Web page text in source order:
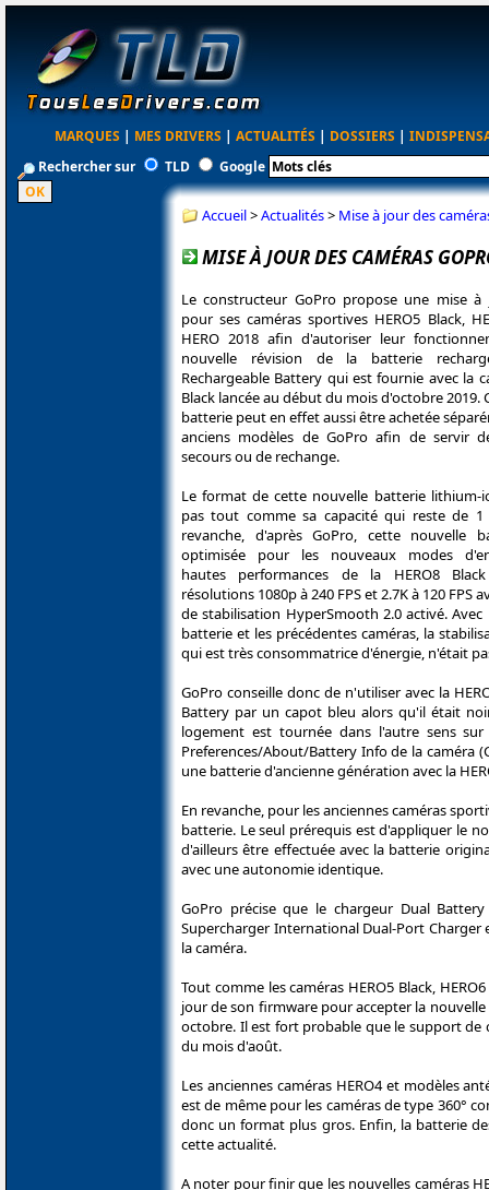
MARQUES | MES DRIVERS | ACTUALITÉS | DOSSIERS |
Rechercher sur
TLD Google
Accueil>Actualités> Mise à jour des
MISE À JOUR DES CAMÉRAS
Le constructeur GoPro propose une mise à
pour ses caméras sportives HERO5 Black,
HERO 2018 afin d'autoriser leur
nouvelle révision de la batterie
Rechargeable Battery qui est fournie avec la
Black lancée au début du mois d'octobre 2019.
batterie peut en effet aussi être achetée
anciens modèles de GoPro afin de servir
secours ou de rechange.
Le format de cette nouvelle batterie lithium-
pas tout comme sa capacité qui reste de 1
revanche, d'après GoPro, cette nouvelle
optimisée pour les nouveaux modes
hautes performances de la HERO8
résolutions 1080p à 240 FPS et 2.7K à 120 FPS
de stabilisation HyperSmooth 2.0 activé. Avec
batterie et les précédentes caméras, la
qui est très consommatrice d'énergie, n'était
GoPro conseille donc de n'utiliser avec la
Battery par un capot bleu alors qu'il était
logement est tournée dans l'autre sens
Preferences/About/Battery Info de la caméra
une batterie d'ancienne génération avec la
En revanche, pour les anciennes caméras
batterie. Le seul prérequis est d'appliquer le
d'ailleurs être effectuée avec la batterie
avec une autonomie identique.
GoPro précise que le chargeur Dual
Supercharger International Dual-Port
la caméra.
Tout comme les caméras HERO5 Black,
jour de son firmware pour accepter la
octobre. Il est fort probable que le support de
du mois d'août.
Les anciennes caméras HERO4 et modèles
est de même pour les caméras de type 360°
donc un format plus gros. Enfin, la batterie
cette actualité.
A noter pour finir que les nouvelles caméras